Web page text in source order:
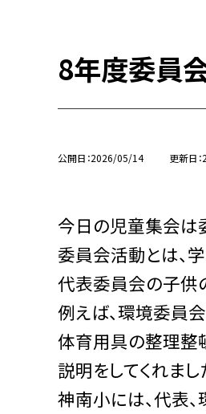
8年度委員
公開日 2026/05/14 更新日
今日の児童集会は
委員会活動とは、
代表委員会の子供
例えば、環境委員
体育用具の整理整
説明をしてくれまし
神南小には、代表、